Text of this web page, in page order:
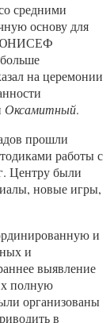
средними
основу для
ЮНИСЕФ
на церемонии
Оксамитный.
прошли
работы с
Центру были
новые игры,
и
и
выявление
полную
организованы
в